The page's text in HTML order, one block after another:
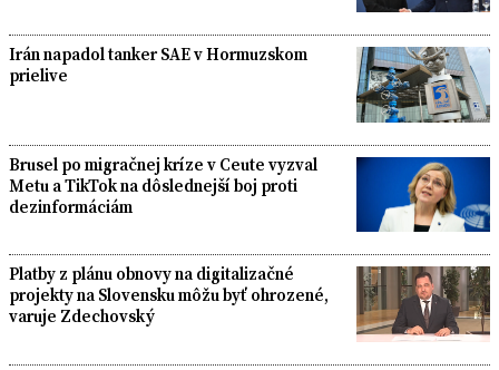
Irán napadol tanker SAE v Hormuzskom
prielive
Brusel po migračnej kríze v Ceute vyzval
Metu a TikTok na dôslednejší boj proti
dezinformáciám
Platby z plánu obnovy na digitalizačné
projekty na Slovensku môžu byť ohrozené,
varuje Zdechovský